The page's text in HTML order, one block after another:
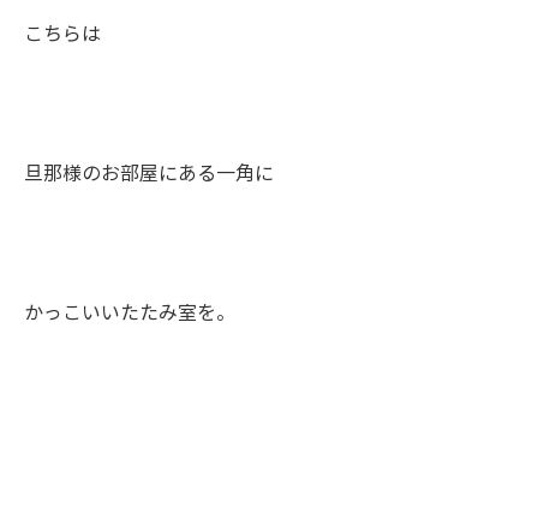
こちらは
旦那様のお部屋にある一角に
かっこいいたたみ室を。